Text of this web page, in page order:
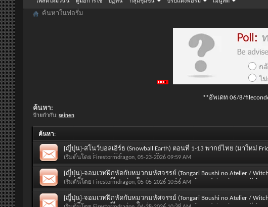
ค้นหาในฟอรั่ม
**อัพเดท 06/8/
ค้นหา:
ป้ายกำกับ: seinen
ค้นหา:
[ญี่ปุ่น]-สโนว์บอลเอิร์ธ (Snowball Earth) ตอนที่ 1-13 พากย์ไทย (มาใหม่
2026 / Spring 2026) [SOUND : Thai]
เริ่มต้นโดย Firestormdragon, 05-23-2026 09:59 AM
[ญี่ปุ่น]-จอมเวทฝึกหัดกับหมวกมหัศจรรย์ (Tongari Boushi no Atelier / Witch
ตอนที่ 1-13 พากย์ไทย (มาใหม่ Monday 6th April 2026 / Spring 2026)
เริ่มต้นโดย Firestormdragon, 05-05-2026 10:56 AM
[ญี่ปุ่น]-จอมเวทฝึกหัดกับหมวกมหัศจรรย์ (Tongari Boushi no Atelier / Witch